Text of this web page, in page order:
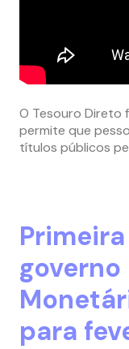
O Tesouro Direto
permite que
títulos públicos
governo
para